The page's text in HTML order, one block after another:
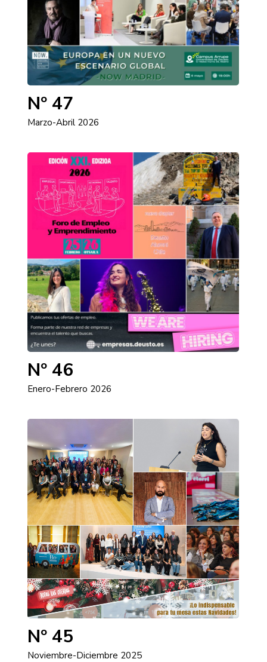
Nº 47
Marzo-Abril 2026
Nº 46
Enero-Febrero 2026
Nº 45
Noviembre-Diciembre 2025